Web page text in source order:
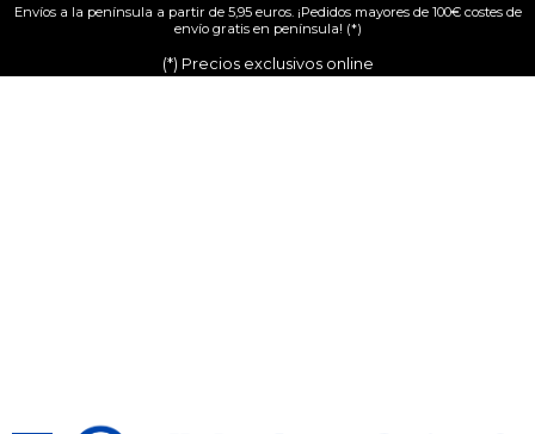
Envíos a la península a partir de 5,95 euros. ¡Pedidos mayores de 100€ costes de
envío gratis en península! (*)
(*) Precios exclusivos online